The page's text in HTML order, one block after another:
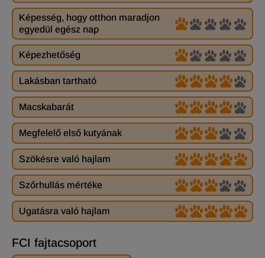
Képesség, hogy otthon maradjon
egyedül egész nap
Képezhetőség
Lakásban tartható
Macskabarát
Megfelelő első kutyának
Szökésre való hajlam
Szőrhullás mértéke
Ugatásra való hajlam
FCI fajtacsoport